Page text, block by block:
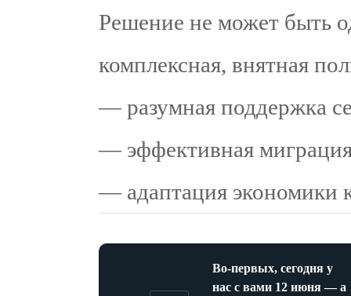
Решение не может быть
комплексная, внятная
— разумная поддержка
— эффективная
— адаптация экономики
Во-первых, сегодня у
нас с вами 12 июня — а